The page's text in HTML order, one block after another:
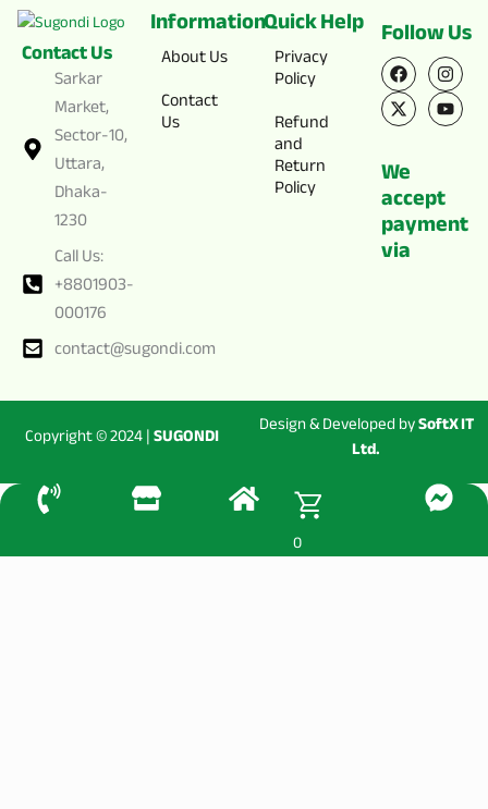
Contact Us
Sarkar
Market,
Sector-10,
Uttara,
Dhaka-
1230
Call Us:
+8801903-
000176
contact@sugondi.com
Information
About Us
Contact
Us
Quick Help
Privacy
Policy
Refund
and
Return
Policy
Follow Us
F
a
c
e
b
o
k
I
n
s
t
a
m
X
-
t
w
i
t
e
r
Y
o
u
t
u
We
accept
payment
via
Copyright © 2024 |SUGONDI Design & Developed bySoftX IT
Ltd.
0